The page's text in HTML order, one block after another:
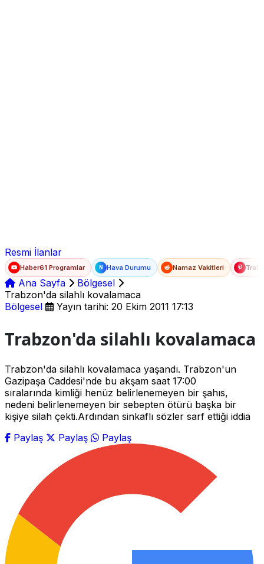
Resmi İlanlar
Haber61 Programlar N Hava Durumu Namaz Vakitleri
Ana Sayfa
Bölgesel
Trabzon'da silahlı kovalamaca
Bölgesel
Yayın tarihi: 20 Ekim 2011 17:13
Trabzon'da silahlı kovalamaca
Trabzon'da silahlı kovalamaca yaşandı. Trabzon'un
Gazipaşa Caddesi'nde bu akşam saat 17:00
sıralarında kimliği henüz belirlenemeyen bir şahıs,
nedeni belirlenemeyen bir sebepten ötürü başka bir
kişiye silah çekti.Ardından sinkaflı sözler sarf ettiği iddia
Paylaş
Paylaş Paylaş